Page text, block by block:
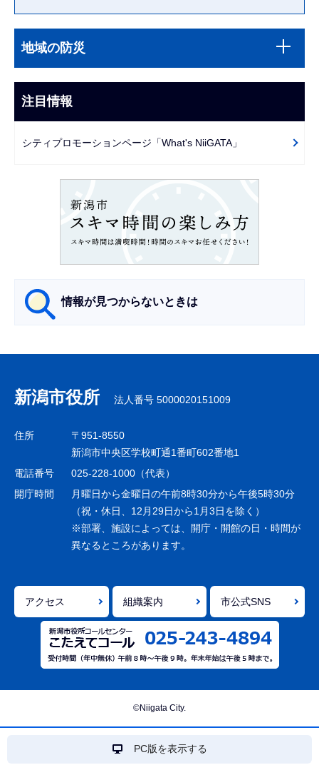
文
こ
ま
で
サ
ビ
ー
地域の防災
注目情報
シティプロモーションページ「What's NiiGATA」
情報が見つからないときは
ナ
ビ
ゲ
シ
ョ
で
新潟市役所 法人番号 5000020151009
住所
〒951-8550
新潟市中央区学校町通1番町602番地1
電話番号
025-228-1000（代表）
開庁時間
月曜日から金曜日の午前8時30分から午後5時30分
（祝・休日、12月29日から1月3日を除く）
※部署、施設によっては、開庁・開館の日・時間が
異なるところがあります。
アクセス 組織案内 市公式SNS
©Niigata City.
PC版を表示する